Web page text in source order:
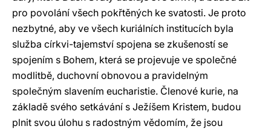
pro povolání všech pokřtěných ke svatosti. Je proto
nezbytné, aby ve všech kuriálních institucích byla
služba církvi-tajemství spojena se zkušeností se
spojením s Bohem, která se projevuje ve společné
modlitbě, duchovní obnovou a pravidelným
společným slavením eucharistie. Členové kurie, na
základě svého setkávání s Ježíšem Kristem, budou
plnit svou úlohu s radostným vědomím, že jsou